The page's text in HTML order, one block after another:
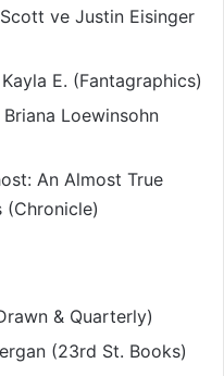
ve Justin Eisinger
E. (Fantagraphics)
Loewinsohn
An Almost True
(Chronicle)
& Quarterly)
(23rd St. Books)